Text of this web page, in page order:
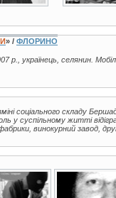
» / ФЛОРИНО
р., українець, селянин.
соціального складу
у суспільному житті
винокурний завод,